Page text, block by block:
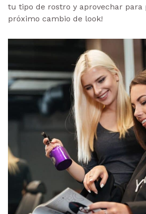
tu tipo de rostro y aprovechar para
próximo cambio de look!